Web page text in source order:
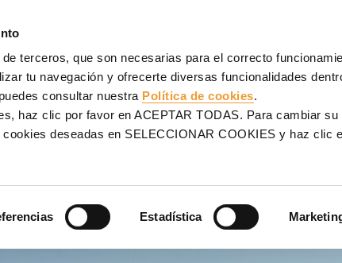
terceros, que son necesarias para el correcto
tu navegación y ofrecerte diversas funcionalidades
consultar nuestra Política de cookies.
haz clic por favor en ACEPTAR TODAS. Para cambiar su
deseadas en SELECCIONAR COOKIES y haz clic
Estadística
a encontrar tu